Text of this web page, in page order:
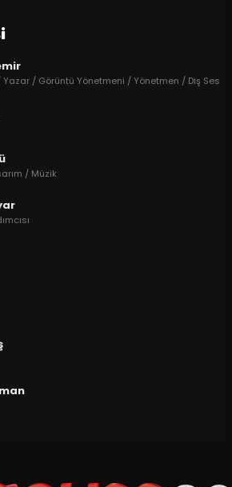
Yazar / Görüntü Yönetmeni / Yönetmen / Dış Ses
/ Müzik